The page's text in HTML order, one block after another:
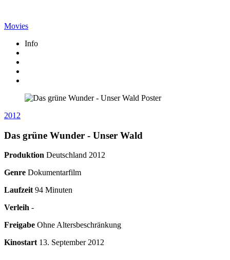
Movies
Info
2012
Das grüne Wunder - Unser Wald
Produktion Deutschland 2012
Genre Dokumentarfilm
Laufzeit94 Minuten
Verleih -
Freigabe Ohne Altersbeschränkung
Kinostart 13. September 2012